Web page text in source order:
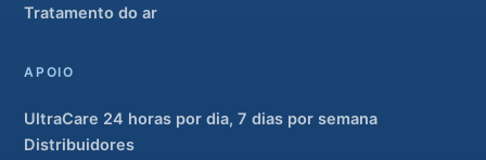
Tratamento do ar
APOIO
UltraCare 24 horas por dia, 7 dias por semana
Distribuidores